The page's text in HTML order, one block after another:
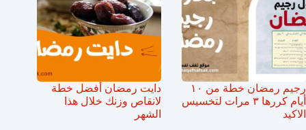
رجيم رمضان خطة من ١٠
أيام كررها ٣ مرات لتخسيس
الاكيد
دايت رمضان أفضل خطة
لانقاص وزنك خلال هذا
الشهر